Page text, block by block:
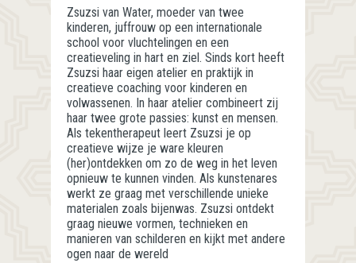
Zsuzsi van Water, moeder van twee
kinderen, juffrouw op een internationale
school voor vluchtelingen en een
creatieveling in hart en ziel. Sinds kort heeft
Zsuzsi haar eigen atelier en praktijk in
creatieve coaching voor kinderen en
volwassenen. In haar atelier combineert zij
haar twee grote passies: kunst en mensen.
Als tekentherapeut leert Zsuzsi je op
creatieve wijze je ware kleuren
(her)ontdekken om zo de weg in het leven
opnieuw te kunnen vinden. Als kunstenares
werkt ze graag met verschillende unieke
materialen zoals bijenwas. Zsuzsi ontdekt
graag nieuwe vormen, technieken en
manieren van schilderen en kijkt met andere
ogen naar de wereld